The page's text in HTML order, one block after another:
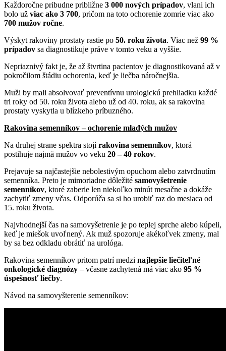
Každoročne pribudne približne 3 000 nových prípadov, vlani ich
bolo už viac ako 3 700, pričom na toto ochorenie zomrie viac ako
700 mužov ročne.
Výskyt rakoviny prostaty rastie po 50. roku života. Viac než 99 %
prípadov sa diagnostikuje práve v tomto veku a vyššie.
Nepriaznivý fakt je, že až štvrtina pacientov je diagnostikovaná až v
pokročilom štádiu ochorenia, keď je liečba náročnejšia.
Muži by mali absolvovať preventívnu urologickú prehliadku každé
tri roky od 50. roku života alebo už od 40. roku, ak sa rakovina
prostaty vyskytla u blízkeho príbuzného.
Rakovina semenníkov – ochorenie mladých mužov
Na druhej strane spektra stojírakovina semenníkov, ktorá
postihuje najmä mužov vo veku 20 – 40 rokov.
Prejavuje sa najčastejšie nebolestivým opuchom alebo zatvrdnutím
semenníka. Preto je mimoriadne dôležité samovyšetrenie
semenníkov, ktoré zaberie len niekoľko minút mesačne a dokáže
zachytiť zmeny včas. Odporúča sa si ho urobiť raz do mesiaca od
15. roku života.
Najvhodnejší čas na samovyšetrenie je po teplej sprche alebo kúpeli,
keď je miešok uvoľnený. Ak muž spozoruje akékoľvek zmeny, mal
by sa bez odkladu obrátiť na urológa.
Rakovina semenníkov pritom patrí medzi najlepšie liečiteľné
onkologické diagnózy – včasne zachytená má viac ako 95 %
úspešnosť liečby.
Návod na samovyšterenie semenníkov: